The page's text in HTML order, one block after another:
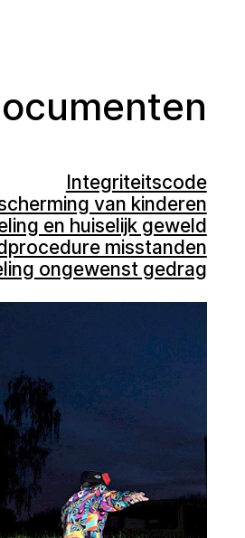
Integriteitscode
van kinderen
en huiselijk geweld
misstanden
ongewenst gedrag